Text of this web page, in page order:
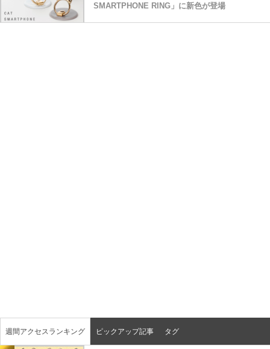
SMARTPHONE RING」に新色が登場
週間アクセスランキング ピックアップ記事 タグ